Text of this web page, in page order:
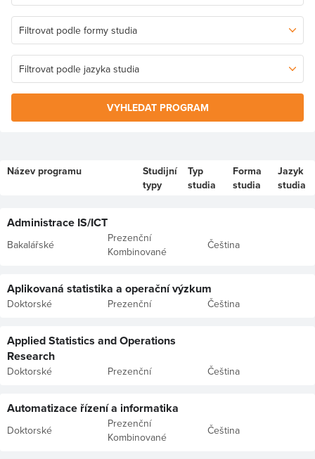
VYHLEDAT PROGRAM
Název programu
Studijní
typy
Typ
studia
Forma
studia
Jazyk
studia
Administrace IS/ICT
Bakalářské
Prezenční
Kombinované
Čeština
Aplikovaná statistika a operační výzkum
Doktorské Prezenční Čeština
Applied Statistics and Operations
Research
Doktorské Prezenční Čeština
Automatizace řízení a informatika
Doktorské
Prezenční
Kombinované
Čeština